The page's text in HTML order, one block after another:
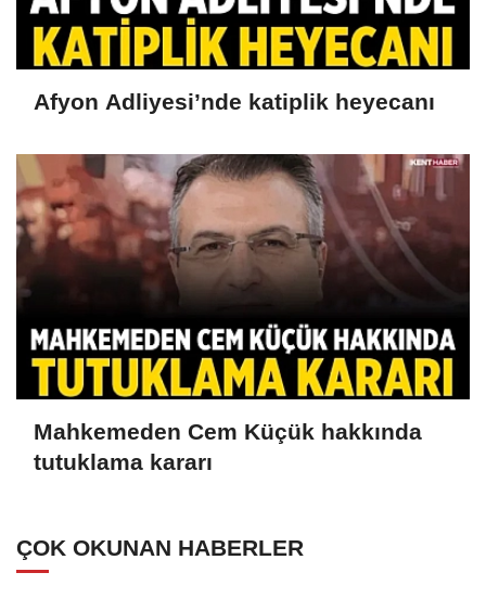
Afyon Adliyesi’nde katiplik heyecanı
Mahkemeden Cem Küçük hakkında
tutuklama kararı
ÇOK OKUNAN HABERLER